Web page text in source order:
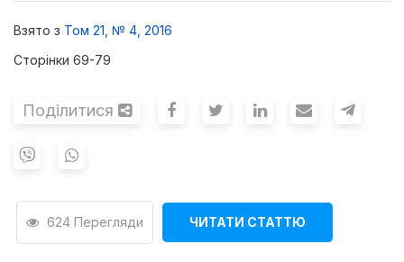
Взято з Том 21, № 4, 2016
Сторінки 69-79
Поділитися
624 Перегляди ЧИТАТИ СТАТТЮ